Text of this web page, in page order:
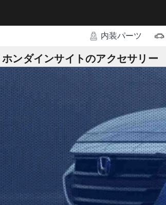
内装パーツ
ホンダインサイトのアクセサリー